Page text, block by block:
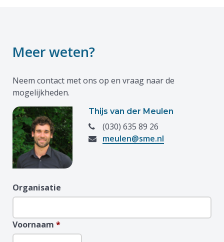
Meer weten?
Neem contact met ons op en vraag naar de
mogelijkheden.
Thijs van der Meulen
(030) 635 89 26
meulen@sme.nl
Organisatie
Voornaam *